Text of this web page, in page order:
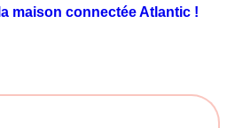
maison connectée Atlantic !